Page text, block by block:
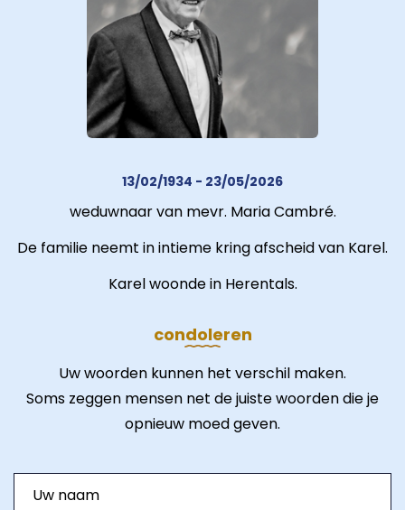
13/02/1934 - 23/05/2026
weduwnaar van mevr. Maria Cambré.
De familie neemt in intieme kring afscheid van Karel.
Karel woonde in Herentals.
condoleren
Uw woorden kunnen het verschil maken.
Soms zeggen mensen net de juiste woorden die je
opnieuw moed geven.